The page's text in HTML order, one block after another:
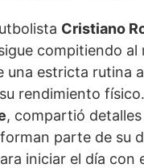
Cristiano
compitiendo al
una estricta rutina
rendimiento
, compartió
parte de su
iniciar el día con